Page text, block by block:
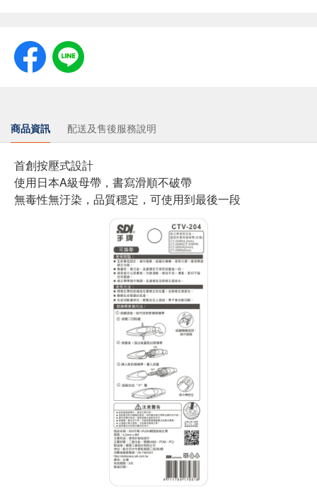
商品資訊 配送及售後服務說明
首創按壓式設計
使用日本A級母帶，書寫滑順不破帶
無毒性無汙染，品質穩定，可使用到最後一段